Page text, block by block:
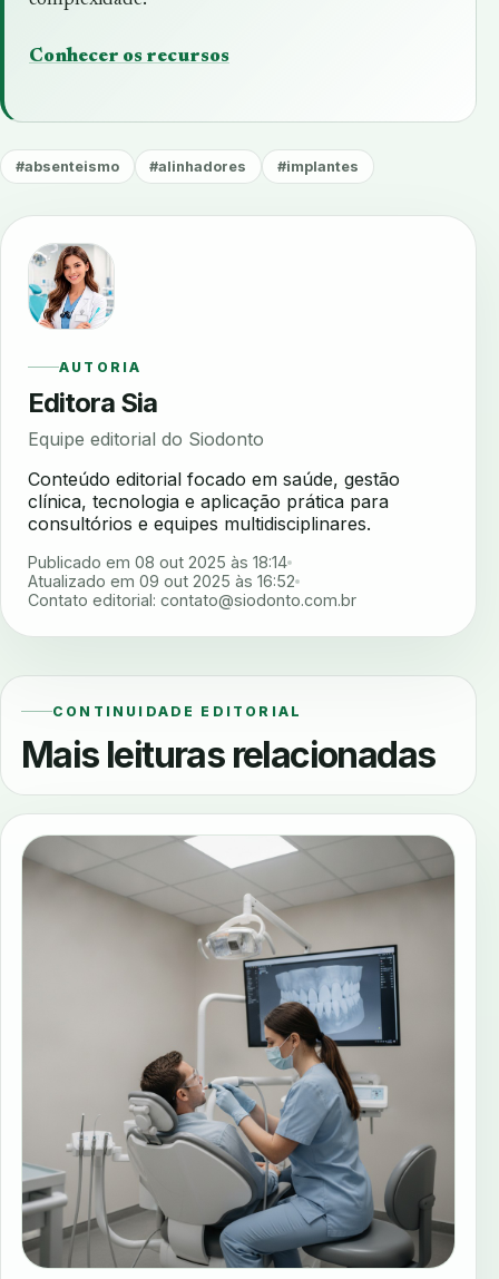
Conhecer os recursos
#absenteismo #alinhadores #implantes
AUTORIA
Editora Sia
Equipe editorial do Siodonto
Conteúdo editorial focado em saúde, gestão
clínica, tecnologia e aplicação prática para
consultórios e equipes multidisciplinares.
Publicado em 08 out 2025 às 18:14
Atualizado em 09 out 2025 às 16:52
Contato editorial: contato@siodonto.com.br
CONTINUIDADE EDITORIAL
Mais leituras relacionadas